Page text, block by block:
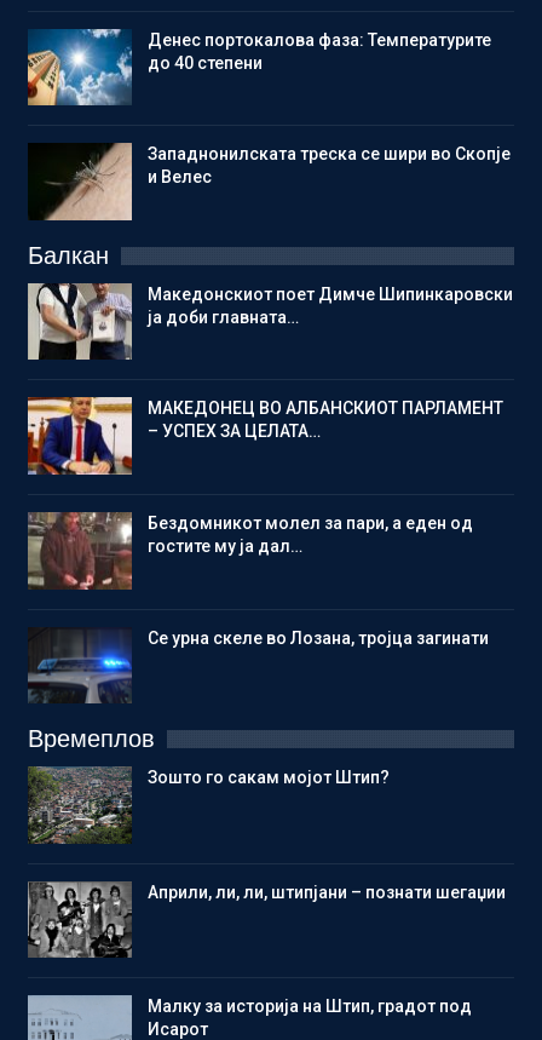
Денес портокалова фаза: Температурите
до 40 степени
Западнонилската треска се шири во Скопје
и Велес
Балкан
Македонскиот поет Димче Шипинкаровски
ја доби главната…
МАКЕДОНЕЦ ВО АЛБАНСКИОТ ПАРЛАМЕНТ
– УСПЕХ ЗА ЦЕЛАТА…
Бездомникот молел за пари, а еден од
гостите му ја дал…
Се урна скеле во Лозана, тројца загинати
Времеплов
Зошто го сакам мојот Штип?
Aприли, ли, ли, штипјани – познати шегаџии
Малку за историја на Штип, градот под
Исарот